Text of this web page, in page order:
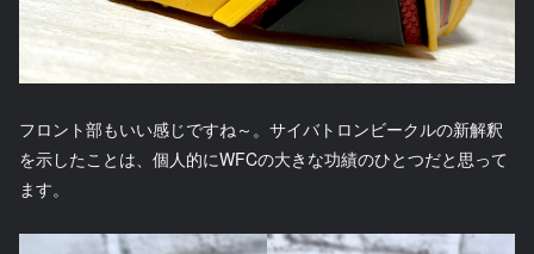
フロント部もいい感じですね～。サイバトロンビークルの新解釈
を示したことは、個人的にWFCの大きな功績のひとつだと思って
ます。